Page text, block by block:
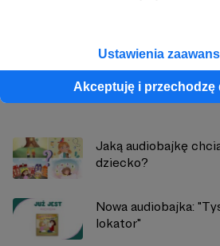
Ustawienia
Akceptuję i przechodzę
Zobacz również
Jaką audiobajkę
dziecko?
Nowa audiobajka:
lokator"